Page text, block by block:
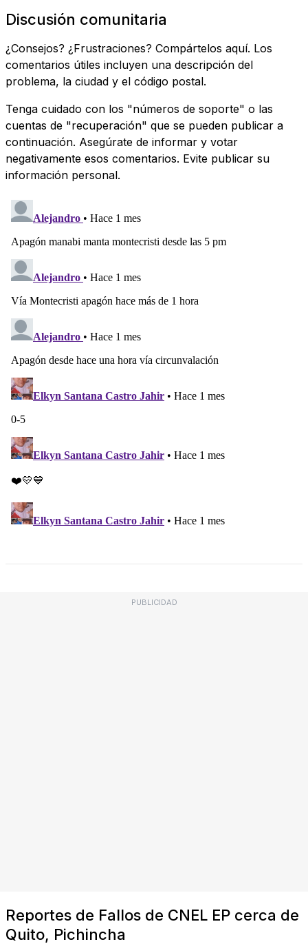
Discusión comunitaria
¿Consejos? ¿Frustraciones? Compártelos aquí. Los
comentarios útiles incluyen una descripción del
problema, la ciudad y el código postal.
Tenga cuidado con los "números de soporte" o las
cuentas de "recuperación" que se pueden publicar a
continuación. Asegúrate de informar y votar
negativamente esos comentarios. Evite publicar su
información personal.
PUBLICIDAD
Reportes de Fallos de CNEL EP cerca de
Quito, Pichincha